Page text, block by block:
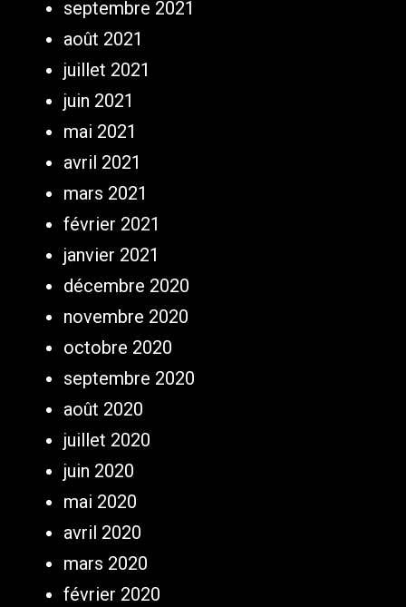
septembre 2021
août 2021
juillet 2021
juin 2021
mai 2021
avril 2021
mars 2021
février 2021
janvier 2021
décembre 2020
novembre 2020
octobre 2020
septembre 2020
août 2020
juillet 2020
juin 2020
mai 2020
avril 2020
mars 2020
février 2020